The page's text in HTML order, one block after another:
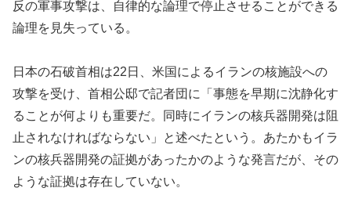
反の軍事攻撃は、自律的な論理で停止させることができる
論理を見失っている。
日本の石破首相は22日、米国によるイランの核施設への
攻撃を受け、首相公邸で記者団に「事態を早期に沈静化す
ることが何よりも重要だ。同時にイランの核兵器開発は阻
止されなければならない」と述べたという。あたかもイラ
ンの核兵器開発の証拠があったかのような発言だが、その
ような証拠は存在していない。